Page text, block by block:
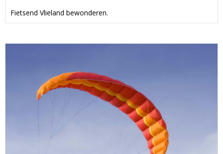
Fietsend Vlieland bewonderen.